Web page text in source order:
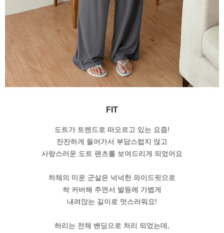
FIT
도트가 트렌드로 떠오르고 있는 요즘!
잔잔하게 들어가서 부담스럽지 않고
사랑스러운 도트 팬츠를 보여드리게 되었어요
하체의 미운 군살은 넉넉한 와이드핏으로
싹 커버해 주면서 발등에 가볍게
내려앉는 길이로 멋스러워요!
허리는 전체 밴딩으로 처리 되었는데,